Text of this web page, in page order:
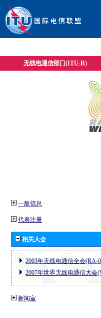
无线电通信部门(ITU-R)
一般信息
代表注册
相关大会
2003年无线电通信全会(RA-
2007年世界无线电通信大会
新闻室